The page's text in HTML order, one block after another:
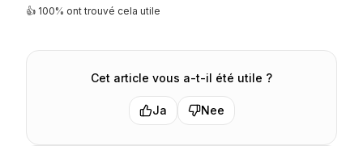
👍 100% ont trouvé cela utile
Cet article vous a-t-il été utile ?
Ja Nee